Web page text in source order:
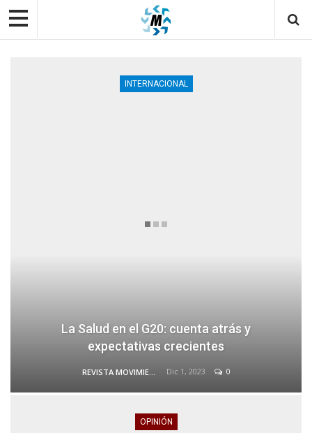
INTERNACIONAL
La Salud en el G20: cuenta atrás y
expectativas crecientes
REVISTA MOVIMIENTO Dic 1, 2023 0
OPINIÓN